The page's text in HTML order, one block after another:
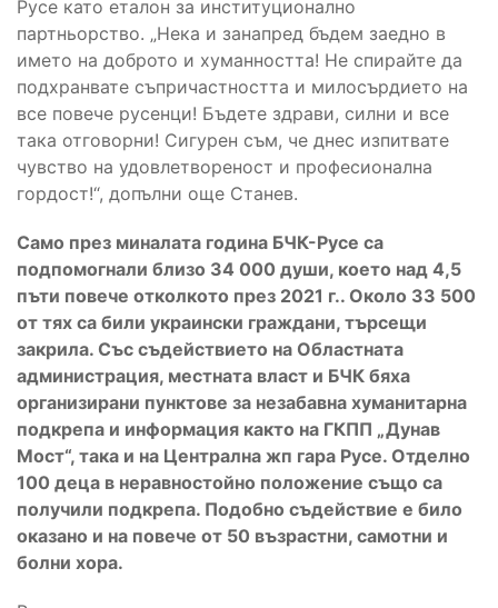
Русе като еталон за институционално
партньорство. „Нека и занапред бъдем заедно в
името на доброто и хуманността! Не спирайте да
подхранвате съпричастността и милосърдието на
все повече русенци! Бъдете здрави, силни и все
така отговорни! Сигурен съм, че днес изпитвате
чувство на удовлетвореност и професионална
гордост!“, допълни още Станев.
Само през миналата година БЧК-Русе са
подпомогнали близо 34 000 души, което над 4,5
пъти повече отколкото през 2021 г.. Около 33 500
от тях са били украински граждани, търсещи
закрила. Със съдействието на Областната
администрация, местната власт и БЧК бяха
организирани пунктове за незабавна хуманитарна
подкрепа и информация както на ГКПП „Дунав
Мост“, така и на Централна жп гара Русе. Отделно
100 деца в неравностойно положение също са
получили подкрепа. Подобно съдействие е било
оказано и на повече от 50 възрастни, самотни и
болни хора.